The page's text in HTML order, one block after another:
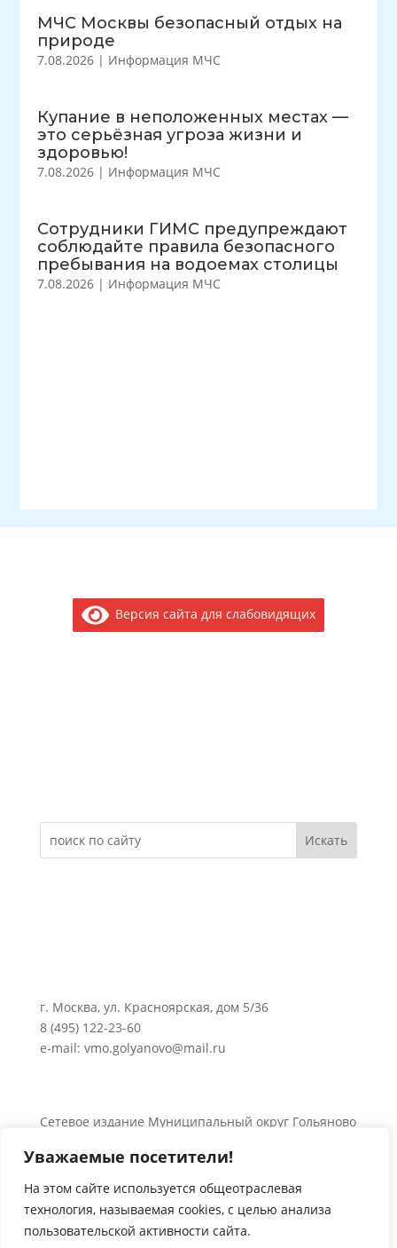
Уважаемые посетители!
На этом сайте используется общеотраслевая
технология, называемая cookies, с целью анализа
пользовательской активности сайта.
МЧС Москвы безопасный отдых на
природе
7.08.2026 | Информация МЧС
Купание в неположенных местах —
это серьёзная угроза жизни и
здоровью!
7.08.2026 | Информация МЧС
Сотрудники ГИМС предупреждают
соблюдайте правила безопасного
пребывания на водоемах столицы
7.08.2026 | Информация МЧС
Версия сайта для слабовидящих
г. Москва, ул. Красноярская, дом 5/36
8 (495) 122-23-60
e-mail: vmo.golyanovo@mail.ru
Сетевое издание Муниципальный округ Гольяново
Об использовании информации сайта.
© 2024 Все права защищены.